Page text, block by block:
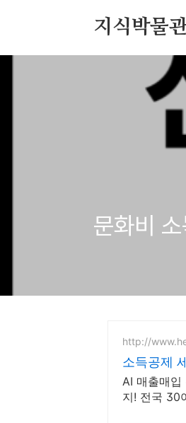
지식박물
문화비
http://
소득공제
AI 매출매입
지! 전국 30